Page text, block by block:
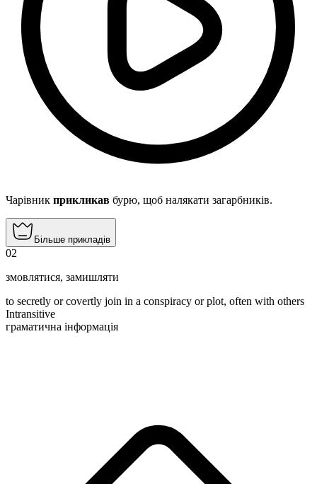
Чарівник прикликав бурю, щоб налякати загарбників.
Більше прикладів
02
змовлятися, замишляти
to secretly or covertly join in a conspiracy or plot, often with others
Intransitive
граматична інформація